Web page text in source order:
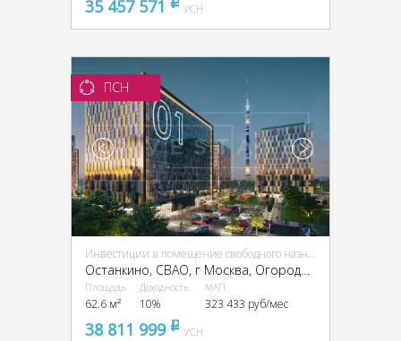
35 457 571 pуб
УСН
ПСН
Инвестиции в помещение свободного назначения (ПСН)
Останкино, CВАО, г Москва, Огородный пр-д, 16
Площадь
62.6 м²
Доходность
10%
МАП
323 433 руб/мес
38 811 999 pуб
УСН